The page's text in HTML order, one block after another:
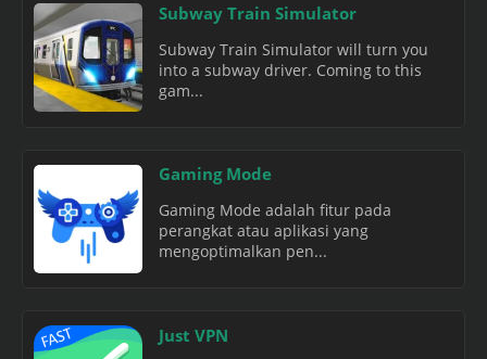
Subway Train Simulator
Subway Train Simulator will turn you
into a subway driver. Coming to this
gam...
Gaming Mode
Gaming Mode adalah fitur pada
perangkat atau aplikasi yang
mengoptimalkan pen...
Just VPN